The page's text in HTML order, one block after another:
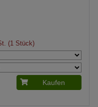
(1 Stück)
Kaufen